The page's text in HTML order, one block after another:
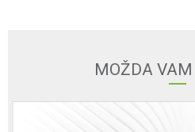
MOŽDA VAM